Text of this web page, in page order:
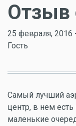
Отзыв
25 февраля, 2016
Гость
Самый лучший
центр, в нем
маленькие